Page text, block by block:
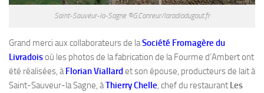
Saint-Sauveur-la-Sagne ©G.Conreur/laradiodugout.fr
Grand merci aux collaborateurs de laSociété Fromagère du
Livradoisoù les photos de la fabrication de la Fourme d’Ambert ont
été réalisées, à Florian Viallard et son épouse, producteurs de lait à
Saint-Sauveur-la Sagne, àThierry Chelle, chef du restaurant Les